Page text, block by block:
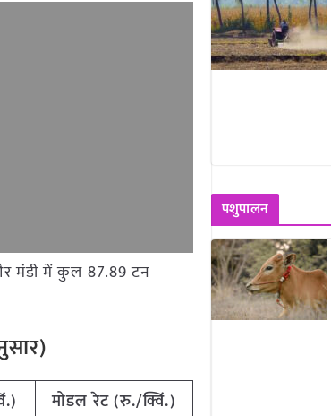
मंडी में कुल 87.89 टन
मोडल रेट(रु./क्विं.)
पशुपालन